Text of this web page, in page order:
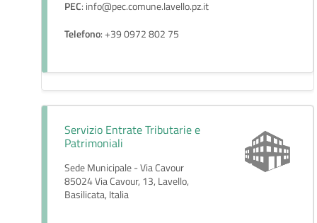
PEC: info@pec.comune.lavello.pz.it
Telefono: +39 0972 802 75
Servizio Entrate Tributarie e
Patrimoniali
Sede Municipale - Via Cavour
85024 Via Cavour, 13, Lavello,
Basilicata, Italia